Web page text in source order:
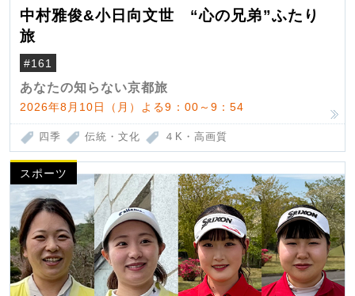
中村雅俊&小日向文世 “心の兄弟”ふたり
旅
#161
あなたの知らない京都旅
2026年8月10日（月）よる9：00～9：54
四季 伝統・文化 ４K・高画質
スポーツ